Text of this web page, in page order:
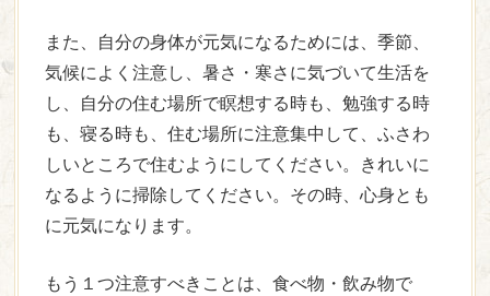
また、自分の身体が元気になるためには、季節、
気候によく注意し、暑さ・寒さに気づいて生活を
し、自分の住む場所で瞑想する時も、勉強する時
も、寝る時も、住む場所に注意集中して、ふさわ
しいところで住むようにしてください。きれいに
なるように掃除してください。その時、心身とも
に元気になります。
もう１つ注意すべきことは、食べ物・飲み物で